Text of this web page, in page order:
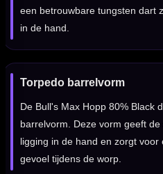
een betrouwbare tungsten dart
in de hand.
Torpedo barrelvorm
De Bull's Max Hopp 80% Black
barrelvorm. Deze vorm geeft
ligging in de hand en zorgt
gevoel tijdens de worp.